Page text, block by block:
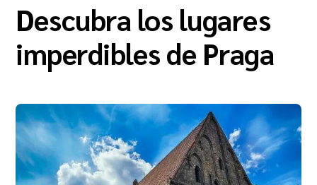
Descubra los lugares
imperdibles de Praga